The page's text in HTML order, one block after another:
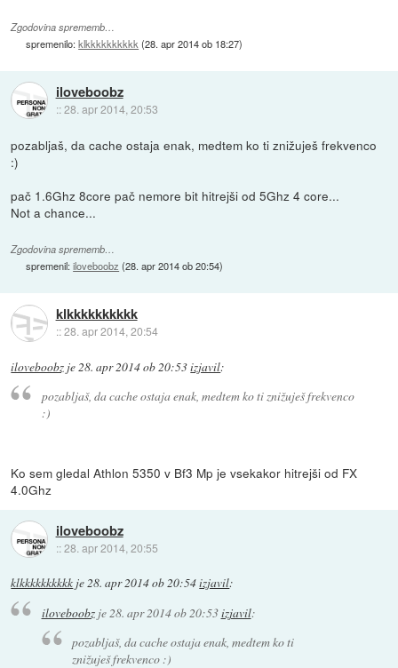
Zgodovina sprememb…
spremenilo:klkkkkkkkkkk (28. apr 2014 ob 18:27)
iloveboobz
::28. apr 2014, 20:53
pozabljaš, da cache ostaja enak, medtem ko ti znižuješ frekvenco
:)
pač 1.6Ghz 8core pač nemore bit hitrejši od 5Ghz 4 core...
Not a chance...
Zgodovina sprememb…
spremenil:iloveboobz (28. apr 2014 ob 20:54)
klkkkkkkkkkk
::28. apr 2014, 20:54
iloveboobz je28. apr 2014 ob 20:53izjavil:
pozabljaš, da cache ostaja enak, medtem ko ti znižuješ frekvenco
:)
Ko sem gledal Athlon 5350 v Bf3 Mp je vsekakor hitrejši od FX
4.0Ghz
iloveboobz
::28. apr 2014, 20:55
klkkkkkkkkkk je28. apr 2014 ob 20:54izjavil:
iloveboobzje28. apr 2014 ob 20:53izjavil:
pozabljaš, da cache ostaja enak, medtem ko ti
znižuješ frekvenco :)